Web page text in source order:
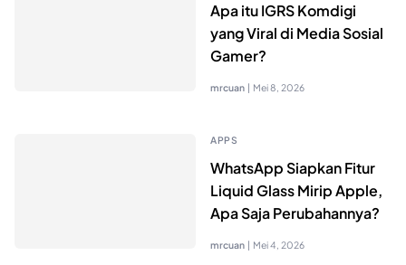
Apa itu IGRS Komdigi
yang Viral di Media Sosial
Gamer?
mrcuan | Mei 8, 2026
APPS
WhatsApp Siapkan Fitur
Liquid Glass Mirip Apple,
Apa Saja Perubahannya?
mrcuan | Mei 4, 2026